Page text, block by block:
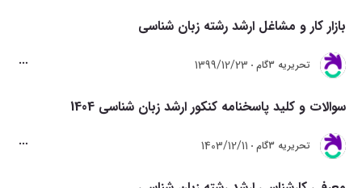
بازار کار و مشاغل ارشد رشته زبان شناسی
تحريريه 3گام 1399/12/23
سوالات و کلید پاسخنامه کنکور ارشد زبان شناسی 1404
تحريريه 3گام 1403/12/11